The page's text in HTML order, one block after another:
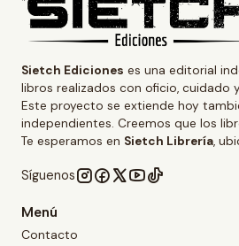
Sietch Ediciones es una editorial
libros realizados con oficio, cuidado
Este proyecto se extiende hoy
independientes. Creemos que los
Te esperamos en Sietch Librería,
Síguenos
Menú
Contacto